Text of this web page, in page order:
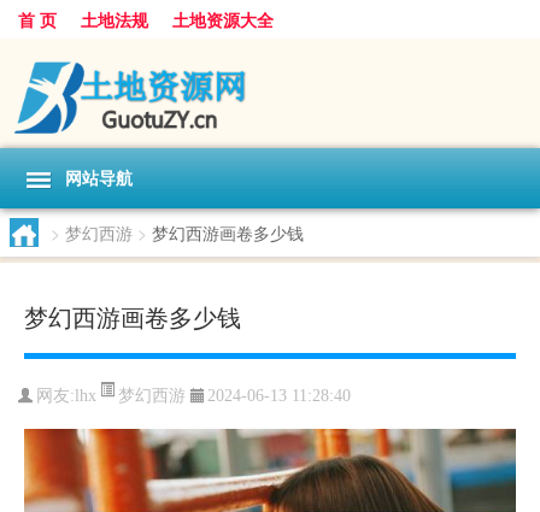
首 页 土地法规 土地资源大全
网站导航
> 梦幻西游 > 梦幻西游画卷多少钱
梦幻西游画卷多少钱
网友: lhx 梦幻西游 2024-06-13 11:28:40